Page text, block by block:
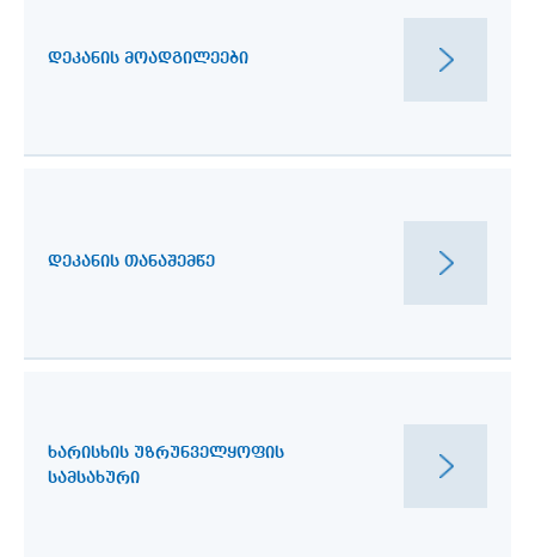
ᲓᲔᲙᲐᲜᲘᲡ ᲛᲝᲐᲓᲒᲘᲚᲔᲔᲑᲘ
ᲓᲔᲙᲐᲜᲘᲡ ᲗᲐᲜᲐᲨᲔᲛᲬᲔ
ᲮᲐᲠᲘᲡᲮᲘᲡ ᲣᲖᲠᲣᲜᲕᲔᲚᲧᲝᲤᲘᲡ
ᲡᲐᲛᲡᲐᲮᲣᲠᲘ